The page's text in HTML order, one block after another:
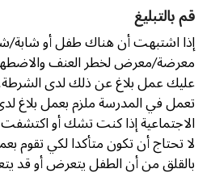
قم بالتبليغ
إذا اشتبهت أن هناك طفل أو
معرضة/معرض لخطر العنف
عليك عمل بلاغ عن ذلك لدى
تعمل في المدرسة ملزم بعمل بلاغ
الاجتماعية إذا كنت تشك أو
لا تحتاج أن تكون متأكدا لكي تقوم
بالقلق من أن الطفل يتعرض أو قد